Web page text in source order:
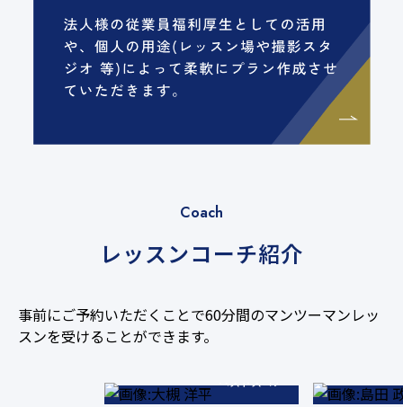
Coach
レッスンコーチ紹介
事前にご予約いただくことで60分間のマンツーマンレッ
スンを受けることができます。
ベストスコア